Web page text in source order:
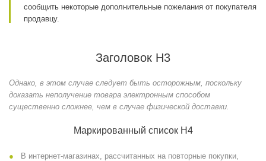
сообщить некоторые дополнительные пожелания от покупателя
продавцу.
Заголовок H3
Однако, в этом случае следует быть осторожным, поскольку
доказать неполучение товара электронным способом
существенно сложнее, чем в случае физической доставки.
Маркированный список H4
В интернет-магазинах, рассчитанных на повторные покупки,